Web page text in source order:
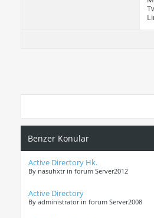
Benzer Konular
Active Directory Hk.
By nasuhxtr in forum Server2012
Active Directory
By administrator in forum Server2008